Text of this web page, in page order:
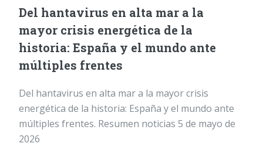
Del hantavirus en alta mar a la
mayor crisis energética de la
historia: España y el mundo ante
múltiples frentes
Del hantavirus en alta mar a la mayor crisis
energética de la historia: España y el mundo ante
múltiples frentes. Resumen noticias 5 de mayo de
2026